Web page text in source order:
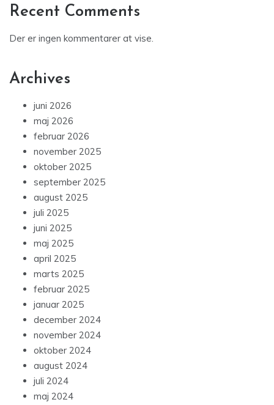
Recent Comments
Der er ingen kommentarer at vise.
Archives
juni 2026
maj 2026
februar 2026
november 2025
oktober 2025
september 2025
august 2025
juli 2025
juni 2025
maj 2025
april 2025
marts 2025
februar 2025
januar 2025
december 2024
november 2024
oktober 2024
august 2024
juli 2024
maj 2024